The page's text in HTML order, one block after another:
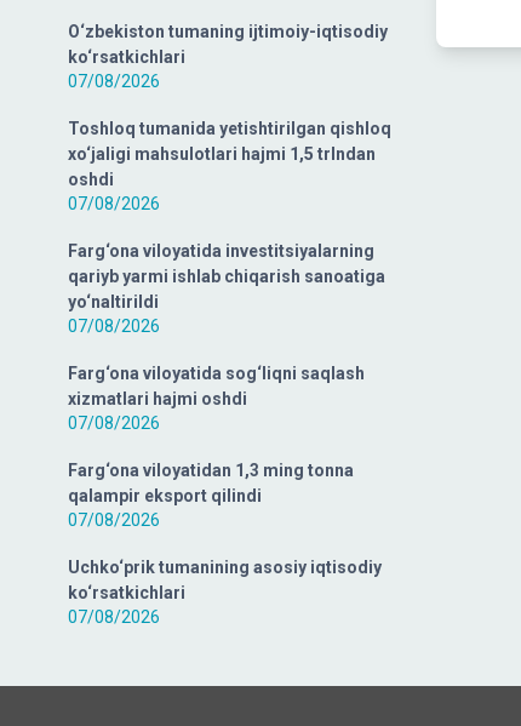
O‘zbekiston tumaning ijtimoiy-iqtisodiy
ko‘rsatkichlari
07/08/2026
Toshloq tumanida yetishtirilgan qishloq
xo‘jaligi mahsulotlari hajmi 1,5 trlndan
oshdi
07/08/2026
Farg‘ona viloyatida investitsiyalarning
qariyb yarmi ishlab chiqarish sanoatiga
yo‘naltirildi
07/08/2026
Farg‘ona viloyatida sog‘liqni saqlash
xizmatlari hajmi oshdi
07/08/2026
Farg‘ona viloyatidan 1,3 ming tonna
qalampir eksport qilindi
07/08/2026
Uchko‘prik tumanining asosiy iqtisodiy
ko‘rsatkichlari
07/08/2026